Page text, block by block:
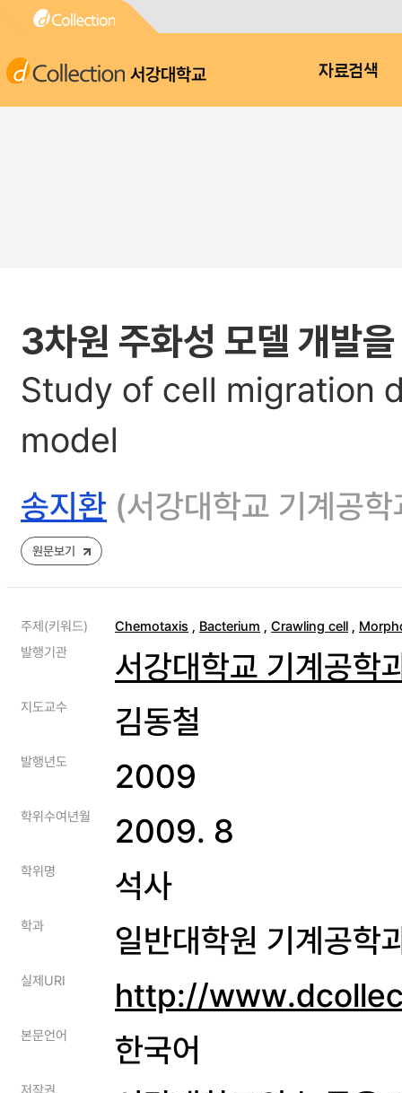
서강대학교 자료검색
3차원 주화성 모델 개발
Study of cell migration
model
송지환 (서강대학교 기계공
원문보기
주제(키워드) Chemotaxis , Bacterium , Crawling cell ,
발행기관
서강대학교 기계공학
지도교수 김동철
발행년도 2009
학위수여년월 2009. 8
학위명 석사
학과 일반대학원 기계공학
실제URI http://
본문언어 한국어
저작권